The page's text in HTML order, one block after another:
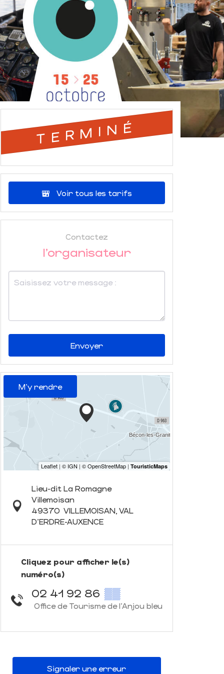
TERMINÉ
Voir tous les tarifs
Contactez
l'organisateur
Envoyer
M'y rendre
Lieu-dit La Romagne
Villemoisan
49370 VILLEMOISAN, VAL
D'ERDRE-AUXENCE
Cliquez pour afficher le(s)
numéro(s)
02 41 92 86 ▒▒
Office de Tourisme de l'Anjou bleu
Signaler une erreur